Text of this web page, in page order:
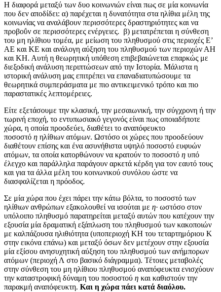
Η διαφορά μεταξύ των δυο κοινωνιών είναι πως σε μία κοινωνία
που δεν αποδίδει: α) παρέχεται η δυνατότητα στα ηλίθια μέλη της
κοινωνίας να αναλάβουν περισσότερες δραστηριότητες και να
προβοΰν σε περισσότερες ενέργειες. β) μετατρέπεται η σύνθεση
του μη ηλίθιου τομέα, με μείωση του πληθυσμού στις περιοχές Ε’
ΑΕ και ΚΕ και ανάλογη αύξηση του πληθυσμού των περιοχών ΑΗ
και ΚΗ. Αυτή η θεωρητική υπόθεση επιβεβαιώνεται επαρκώς με
διεξοδική ανάλυση περιπτώσεων από την Ιστορία. Μάλιστα η
ιστορική ανάλυση μας επιτρέπει να επαναδιατυπώσουμε τα
θεωρητικά συμπεράσματα με πιο αντικειμενικό τρόπο και πιο
παραστατικές λεπτομέρειες.
Είτε εξετάσουμε την κλασική, την μεσαιωνική, την σύγχρονη ή την
τωρινή εποχή, το εντυπωσιακό γεγονός είναι πως οποιαδήποτε
χώρα, η οποία προοδεύει, διαθέτει το αναπόφευκτο
ποσοστό η ηλίθιων ατόμων. Ωστόσο οι χώρες που προοδεύουν
διαθέτουν επίσης και ένα ασυνήθιστα υψηλό ποσοστό ευφυών
ατόμων, τα οποία κατορθώνουν να κρατούν το ποσοστό η υπό
έλεγχο και παράλληλα παράγουν αρκετά κέρδη για τον εαυτό τους
και για τα άλλα μέλη του κοινωνικού συνόλου ώστε να
διασφαλίζεται η πρόοδος.
Σε μία χώρα που έχει πάρει την κάτω βόλτα, το ποσοστό των
ηλίθιων ανθρώπων εξακολουθεί να ισούται με η· ωστόσο στον
υπόλοιπο πληθυσμό παρατηρείται μεταξύ αυτών που κατέχουν την
εξουσία μία δραματική εξάπλωση του πληθυσμού των κακοποιών
με καλπάζουσα ηλιθιότητα (υποπεριοχή ΚΗ του τεταρτημόριου Κ
στην εικόνα επάνω) και μεταξύ όσων δεν μετέχουν στην εξουσία
μία εξίσου ανησυχητική αύξηση του πληθυσμού των ανήμπορων
ατόμων (περιοχή Λ στο βασικό διάγραμμα). Τέτοιες μεταβολές
στην σύνθεση του μη ηλίθιου πληθυσμού αναπόφευκτα ενισχύουν
την καταστροφική δύναμη του ποσοστού η και καθιστούν την
παρακμή αναπόφευκτη. Και η χώρα πάει κατά διαόλου.